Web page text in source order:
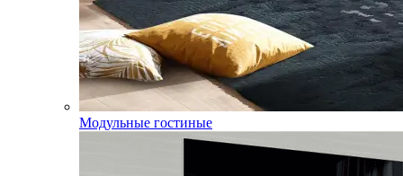
Модульные гостиные